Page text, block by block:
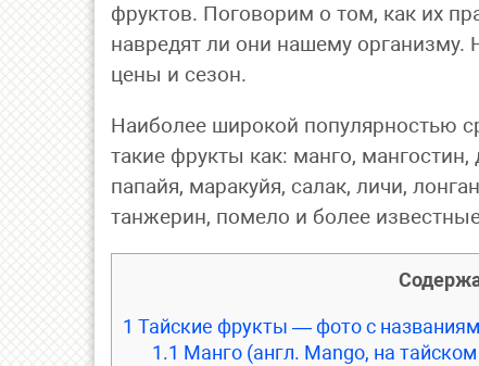
фруктов. Поговорим о том, как их
навредят ли они нашему
цены и сезон.
Наиболее широкой популярностью
такие фрукты как: манго,
папайя, маракуйя, салак, личи,
танжерин, помело и более
1 Тайские фрукты — фото с
1.1 Манго (англ. Mango, на